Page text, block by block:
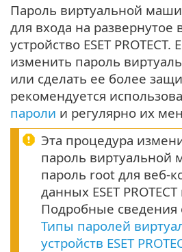
Пароль виртуальной
для входа на развернутое
устройство ESET
изменить пароль
или сделать ее более
рекомендуется
пароли и регулярно их
Эта процедура
пароль
пароль root для веб-
данных ESET
Подробные сведения
Типы паролей
устройств ESET